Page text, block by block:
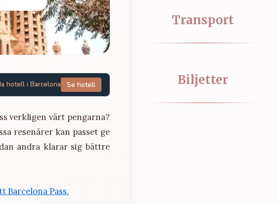
hotell i Barcelona Se hotell
verkligen värt pengarna?
resenärer kan passet ge
andra klarar sig bättre
Barcelona Pass.
Transport
Biljetter